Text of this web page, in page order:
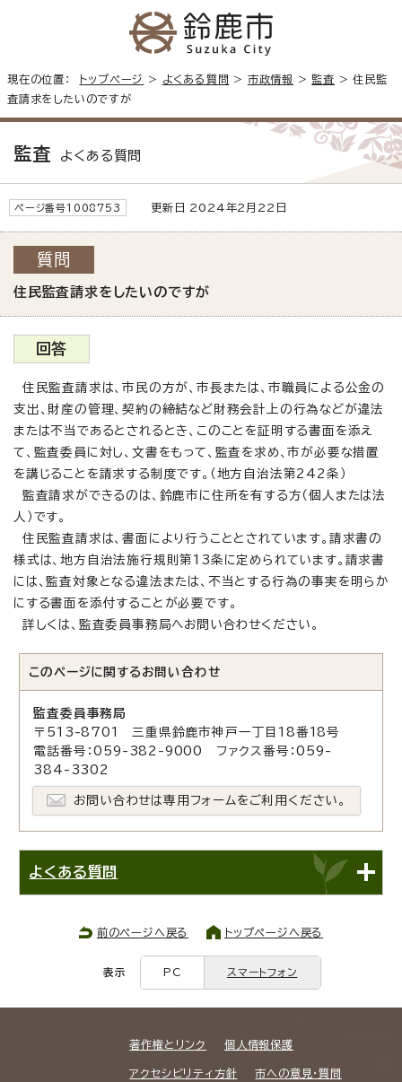
現在の位置： トップページ > よくある質問 > 市政情報 > 監査 > 住民監
査請求をしたいのですが
監査 よくある質問
ページ番号1008753 更新日 2024年2月22日
質問
住民監査請求をしたいのですが
回答
住民監査請求は、市民の方が、市長または、市職員による公金の
支出、財産の管理、契約の締結など財務会計上の行為などが違法
または不当であるとされるとき、このことを証明する書面を添え
て、監査委員に対し、文書をもって、監査を求め、市が必要な措置
を講じることを請求する制度です。（地方自治法第242条）
監査請求ができるのは、鈴鹿市に住所を有する方（個人または法
人）です。
住民監査請求は、書面により行うこととされています。請求書の
様式は、地方自治法施行規則第13条に定められています。請求書
には、監査対象となる違法または、不当とする行為の事実を明らか
にする書面を添付することが必要です。
詳しくは、監査委員事務局へお問い合わせください。
このページに関する お問い合わせ
監査委員事務局
〒513-8701 三重県鈴鹿市神戸一丁目18番18号
電話番号：059-382-9000 ファクス番号：059-
384-3302
お問い合わせは専用フォームをご利用ください。
よくある質問
前のページへ戻る トップページへ戻る
表示 PC スマートフォン
著作権とリンク 個人情報保護
アクセシビリティ方針 市への意見・質問